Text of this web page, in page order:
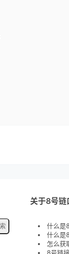
关于8号链
什么是
什么是
怎么获